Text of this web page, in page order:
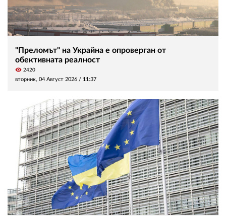
"Преломът" на Украйна е опроверган от
обективната реалност
visibility 2420
вторник, 04 Август 2026 / 11:37